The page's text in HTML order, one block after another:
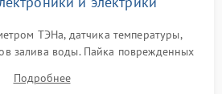
ТЭНа, датчика температуры,
залива воды. Пайка поврежденных
проводки и контактов.
Подробнее